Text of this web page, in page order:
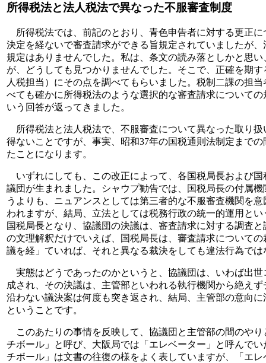
所得税法と法人税法で異なった不服審査制度
所得税法では、前記のとおり、青色申告者に対する更正
決定を経ないで審査請求ができる旨規定されていましたが
規定はありませんでした。私は、条文の読み落としかと思
が、どうしても見つかりませんでした。そこで、正確を期
人税担当）にその点を調べてもらいました。税制二課の担
べても確かに所得税法のような選択的な審査請求について
いう回答が返ってきました。
所得税法と法人税法で、不服審査について異なった取り
得ないことですが、事実、昭和37年の国税通則法制定まで
たことになります。
いずれにしても、この改正によって、各国税局長および
議団が生まれました。シャウプ勧告では、国税局長の付属
うよりも、ニュアンスとしては第三者的な不服審査機関を
われますが、結局、立法としては税務行政の統一的運用と
国税局長となり、協議団の決議は、審査請求に対する調査
の文理解釈だけでいえば、国税局長は、審査請求について
議を経」ていれば、それと異なる裁決をしても違法行為で
実態はどうであったのかというと、協議団は、いわば出
成され、その決議は、主管部といわれる執行機関から絶え
沿わない議決案は何度も突き返され、結局、主管部の意向
ということです。
このあたりの事情を反映して、協議団と主管部の間のや
チボール」と呼び、大阪局では「エレベーター」と呼んで
チボール」は文書の往復の様をよく表していますが、「エ